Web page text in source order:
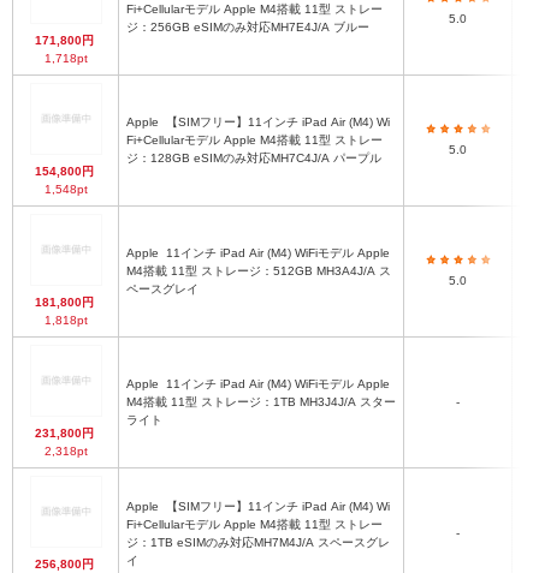
171,800円
1,718pt
Fi+Cellularモデル Apple M4搭載 11型 ストレー
ジ：256GB eSIMのみ対応MH7E4J/A ブルー
5.0
154,800円
1,548pt
Apple
Fi+Cellularモデル Apple M4搭載 11型 ストレー
ジ：128GB eSIMのみ対応MH7C4J/A パープル
5.0
181,800円
1,818pt
Apple
M4搭載 11型 ストレージ：512GB MH3A4J/A ス
ペースグレイ
5.0
231,800円
2,318pt
Apple
M4搭載 11型 ストレージ：1TB MH3J4J/A スター
ライト
-
256,800円
Apple
Fi+Cellularモデル Apple M4搭載 11型 ストレー
ジ：1TB eSIMのみ対応MH7M4J/A スペースグレ
イ
-